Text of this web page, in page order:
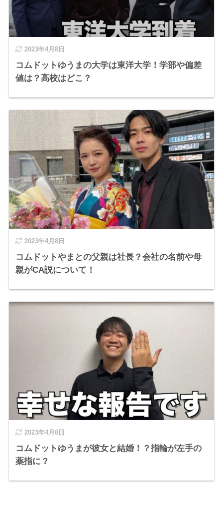
2023年4月8日
コムドットゆうまの大学は東洋大学！学部や偏差
値は？高校はどこ？
2023年4月8日
コムドットやまとの父親は社長？会社の名前や母
親がCA説について！
2023年4月8日
コムドットゆうまが彼女と結婚！？指輪が左手の
薬指に？